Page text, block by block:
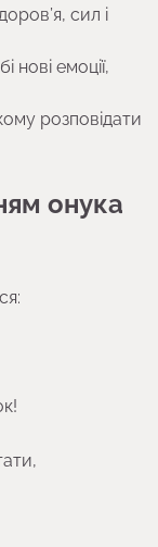
сил і
нові емоції,
розповідати
онука